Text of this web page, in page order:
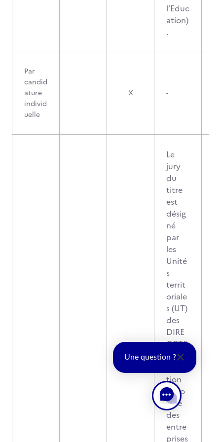
l’Educ
ation)
.
Par
candid
ature
individ
uelle
X -
Le
jury
du
titre
est
désig
né
par
les
Unité
s
territ
oriale
s (UT)
des
DIRE
CCTE
-
tion
régio
nale
des
entre
prises
Une question ?